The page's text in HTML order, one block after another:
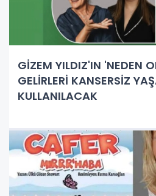
GİZEM YILDIZ'IN 'NEDEN
GELİRLERİ KANSERSİZ
KULLANILACAK